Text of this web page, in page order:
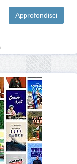
Approfondisci